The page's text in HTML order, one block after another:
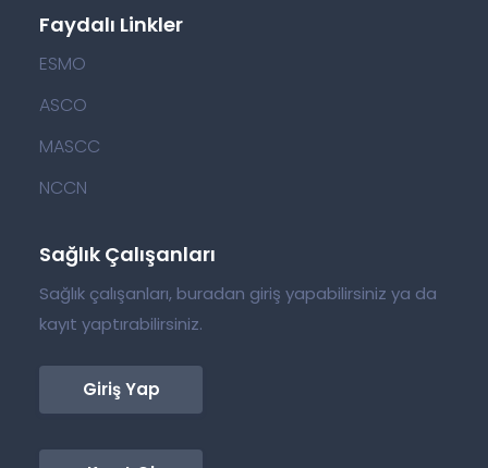
Faydalı Linkler
ESMO
ASCO
MASCC
NCCN
Sağlık Çalışanları
Sağlık çalışanları, buradan giriş yapabilirsiniz ya da
kayıt yaptırabilirsiniz.
Giriş Yap